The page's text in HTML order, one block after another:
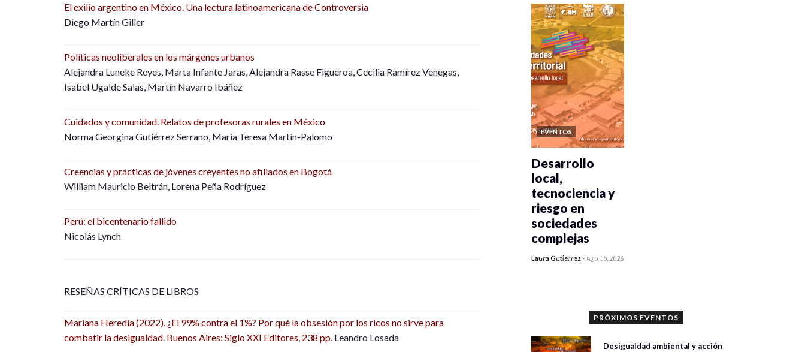
El exilio argentino en México. Una lectura latinoamericana de Controversia
Diego Martín Giller
Políticas neoliberales en los márgenes urbanos
Alejandra Luneke Reyes, Marta Infante Jaras, Alejandra Rasse Figueroa, Cecilia Ramírez Venegas,
Isabel Ugalde Salas, Martín Navarro Ibáñez
Cuidados y comunidad. Relatos de profesoras rurales en México
Norma Georgina Gutiérrez Serrano, María Teresa Martín-Palomo
Creencias y prácticas de jóvenes creyentes no afiliados en Bogotá
William Mauricio Beltrán, Lorena Peña Rodríguez
Perú: el bicentenario fallido
Nicolás Lynch
RESEÑAS CRÍTICAS DE LIBROS
Mariana Heredia (2022). ¿El 99% contra el 1%? Por qué la obsesión por los ricos no sirve para
combatir la desigualdad. Buenos Aires: Siglo XXI Editores, 238 pp. Leandro Losada
EVENTOS
0 veces compartido
Desarrollo
local,
tecnociencia y
riesgo en
sociedades
complejas
Laura Gutiérrez -Ago 05, 2026
PRÓXIMOS EVENTOS
Desigualdad ambiental y acción